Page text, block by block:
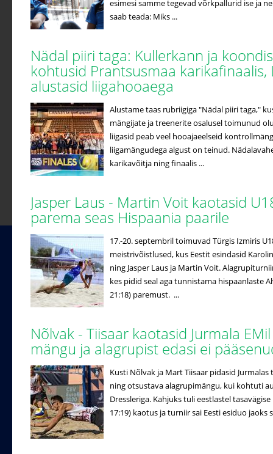
esimesi samme tegevad võrkpallurid ise ja
saab teada: Miks ...
Nädal piiri taga: Kullerkann ja
kohtusid Prantsusmaa karikafinaalis,
alustasid liigahooaega
Alustame taas rubriigiga "Nädal piiri taga,"
mängijate ja treenerite osalusel toimunud
liigasid peab veel hooajaeelseid
liigamängudega algust on teinud.
karikavõitja ning finaalis ...
Jasper Laus - Martin Voit kaotasid
parema seas Hispaania paarile
17.-20. septembril toimuvad Türgis Izmiris
meistrivõistlused, kus Eestit esindasid
ning Jasper Laus ja Martin Voit.
kes pidid seal aga tunnistama hispaanlaste
21:18) paremust. ...
Nõlvak - Tiisaar kaotasid Jurmala
mängu ja alagrupist edasi ei
Kusti Nõlvak ja Mart Tiisaar pidasid
ning otsustava alagrupimängu, kui kohtuti
Dressleriga. Kahjuks tuli eestlastel
17:19) kaotus ja turniir sai Eesti esiduo jaoks